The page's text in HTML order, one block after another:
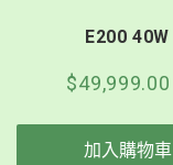
E200 40W
$49,999.00
加入購物車